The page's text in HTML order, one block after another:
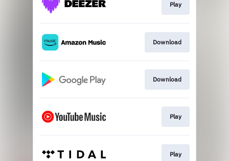
Play
Download
Download
Play
Play